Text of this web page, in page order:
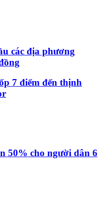
các địa phương
7 điểm đến thịnh
50% cho người dân 6